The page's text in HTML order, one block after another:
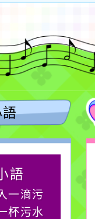
語
語
一滴污
杯污水
作
在
必